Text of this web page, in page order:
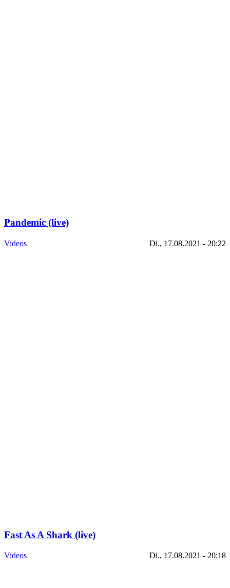
Pandemic (live)
Videos Di., 17.08.2021 - 20:22
Fast As A Shark (live)
Videos Di., 17.08.2021 - 20:18